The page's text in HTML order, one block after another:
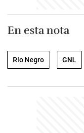
En esta nota
Río Negro GNL